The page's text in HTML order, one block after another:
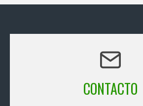
CONTACTO